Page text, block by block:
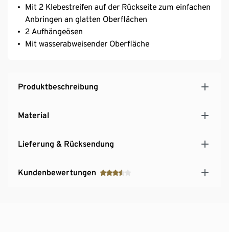
Mit 2 Klebestreifen auf der Rückseite zum einfachen
Anbringen an glatten Oberflächen
2 Aufhängeösen
Mit wasserabweisender Oberfläche
Produktbeschreibung
Material
Lieferung & Rücksendung
Kundenbewertungen